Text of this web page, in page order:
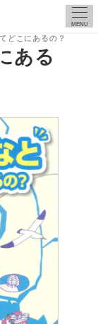
MENU
どこにあるの？
ある